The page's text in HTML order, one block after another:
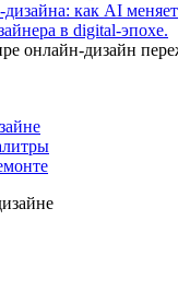
как AI
в digital-эпохе.
онлайн-дизайн